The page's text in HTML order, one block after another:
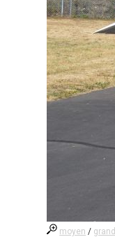
moyen / grand